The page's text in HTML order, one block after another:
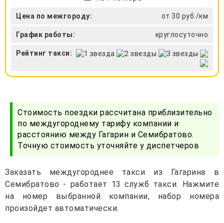
Цена по межгороду: от 30 руб./км
График работы: круглосуточно
Рейтинг такси:
Стоимость поездки рассчитана приблизительно
по междугороднему тарифу компании и
расстоянию между Гагарин и Семибратово.
Точную стоимость уточняйте у диспетчеров
Заказать междугороднее такси из Гагарина в
Семибратово - работает 13 служб такси. Нажмите
на номер выбранной компании, набор номера
произойдет автоматически.